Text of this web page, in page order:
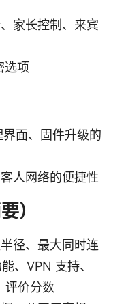
家长控制、来宾
选项
面、固件升级的
人网络的便捷性
）
径、最大同时连
、VPN 支持、
评价分数